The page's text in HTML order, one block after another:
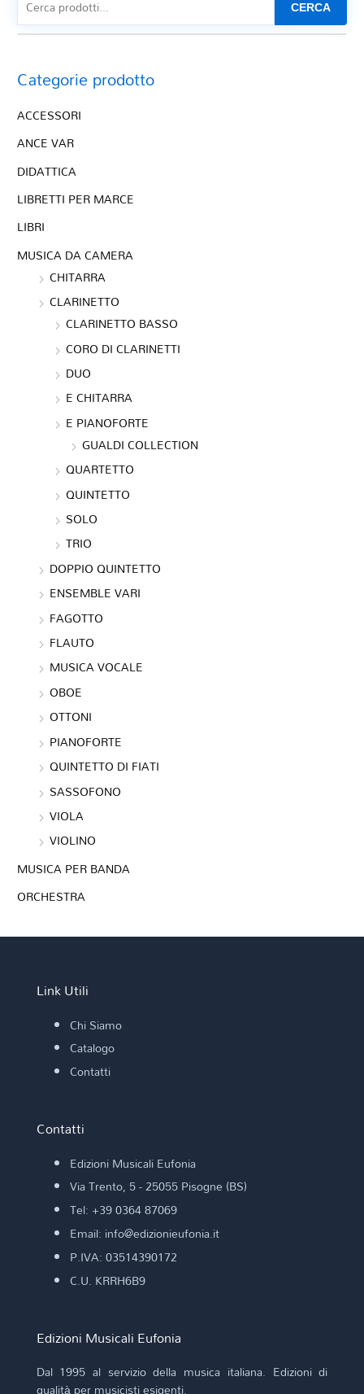
CERCA
Categorie prodotto
ACCESSORI
ANCE VAR
DIDATTICA
LIBRETTI PER MARCE
LIBRI
MUSICA DA CAMERA
CHITARRA
CLARINETTO
CLARINETTO BASSO
CORO DI CLARINETTI
DUO
E CHITARRA
E PIANOFORTE
GUALDI COLLECTION
QUARTETTO
QUINTETTO
SOLO
TRIO
DOPPIO QUINTETTO
ENSEMBLE VARI
FAGOTTO
FLAUTO
MUSICA VOCALE
OBOE
OTTONI
PIANOFORTE
QUINTETTO DI FIATI
SASSOFONO
VIOLA
VIOLINO
MUSICA PER BANDA
ORCHESTRA
Link Utili
Chi Siamo
Catalogo
Contatti
Contatti
Edizioni Musicali Eufonia
Via Trento, 5 - 25055 Pisogne (BS)
Tel: +39 0364 87069
Email: info@edizionieufonia.it
P.IVA: 03514390172
C.U. KRRH6B9
Edizioni Musicali Eufonia
Dal 1995 al servizio della musica italiana. Edizioni di